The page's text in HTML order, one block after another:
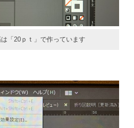
「20ｐｔ」で作っています